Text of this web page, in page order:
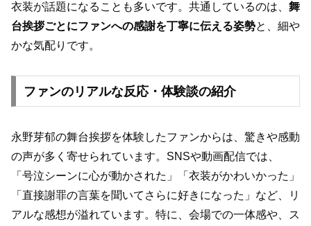
衣装が話題になることも多いです。共通しているのは、 舞
台挨拶ごとにファンへの感謝を丁寧に伝える姿勢と、細や
かな気配りです。
ファンのリアルな反応・体験談の紹介
永野芽郁の舞台挨拶を体験したファンからは、驚きや感動
の声が多く寄せられています。SNSや動画配信では、
「号泣シーンに心が動かされた」「衣装がかわいかった」
「直接謝罪の言葉を聞いてさらに好きになった」など、リ
アルな感想が溢れています。特に、会場での一体感や、ス